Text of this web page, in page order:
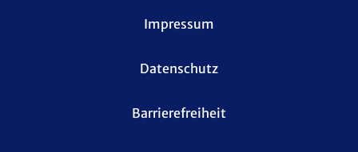
Impressum
Datenschutz
Barrierefreiheit